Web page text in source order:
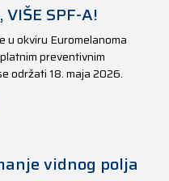
VIŠE SPF-A!
u okviru Euromelanoma
preventivnim
održati 18. maja 2026.
širom Crne Gore, kako u
zdravstvenim ustanovama.
vidnog polja